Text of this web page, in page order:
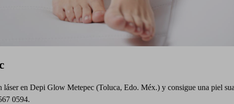
láser en Depi Glow Metepec (Toluca, Edo. Méx.) y consigue una piel
0594.